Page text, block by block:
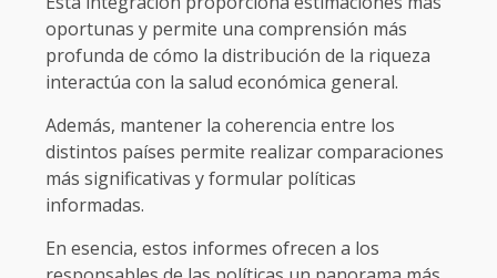
oportunas y permite una comprensión más
profunda de cómo la distribución de la riqueza
interactúa con la salud económica general.
Además, mantener la coherencia entre los
distintos países permite realizar comparaciones
más significativas y formular políticas
informadas.
En esencia, estos informes ofrecen a los